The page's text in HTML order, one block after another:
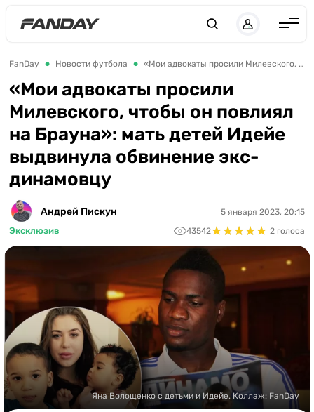
Англия
Испания
Германия
Италия
Франция
Украина
ЛЧ
Букмекеры
Казино
FanDay Новости футбола «Мои адвокаты просили Милевского, чтобы он повлиял на Брауна»: мать детей Идейе выдвинула обвинение экс-динамовцу
«Мои адвокаты просили
Милевского, чтобы он повлиял
на Брауна»: мать детей Идейе
выдвинула обвинение экс-
динамовцу
Андрей Пискун
Эксклюзив
5 января 2023, 20:15
43542★★★★★
★★★★★ 2 голоса
Яна Волощенко с детьми и Идейе. Коллаж: FanDay